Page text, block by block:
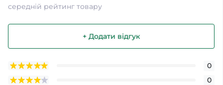
середній рейтинг товару
+ Додати відгук
0
0